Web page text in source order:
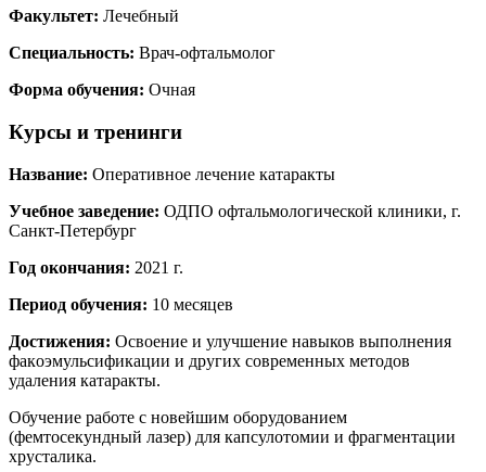
Факультет: Лечебный
Специальность: Врач-офтальмолог
Форма обучения: Очная
Курсы и тренинги
Название: Оперативное лечение катаракты
Учебное заведение: ОДПО офтальмологической клиники, г.
Санкт-Петербург
Год окончания: 2021 г.
Период обучения: 10 месяцев
Достижения: Освоение и улучшение навыков выполнения
фaкoэмульсификации и других современных методов
удаления катаракты.
Обучение работе с новейшим оборудованием
(фемтосекундный лазер) для капсулотомии и фрагментации
хрусталика.